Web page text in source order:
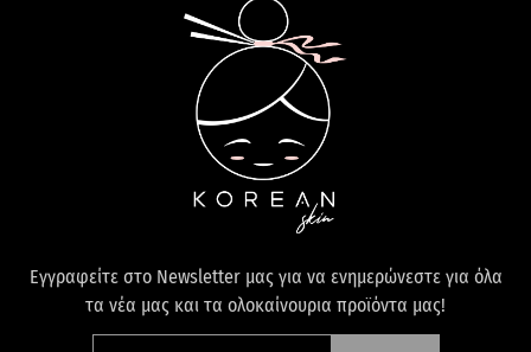
Εγγραφείτε στο Newsletter μας για να ενημερώνεστε για όλα
τα νέα μας και τα ολοκαίνουρια προϊόντα μας!